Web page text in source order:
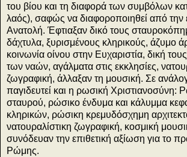
του βίου και τη διαφορά των συμβόλων
λαός), σαφώς να διαφοροποιηθεί από την
Ανατολή. Έφτιαξαν δικό τους
δάχτυλα, ξυρισμένους κληρικούς, άζυμο
κοινωνία οίνου στην Ευχαριστία, δική τους
των ναών, αγάλματα στις εκκλησίες,
ζωγραφική, άλλαξαν τη μουσική. Σε
παγιδευτεί και η ρωσική Χριστιανοσύνη:
σταυρού, ρώσικο ένδυμα και κάλυμμα
κληρικών, ρώσικη κρεμυδόσχημη
νατουραλίστικη ζωγραφική, κοσμική
συνόδευαν την επιθετική αξίωση για το
Ρώμης.